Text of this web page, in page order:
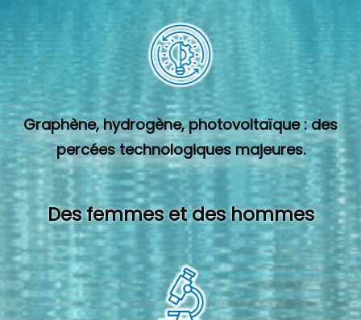
Graphène, hydrogène, photovoltaïque : des
percées technologiques majeures.
Des femmes et des hommes